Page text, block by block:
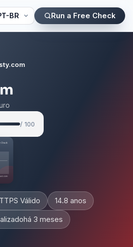
Run a Free Check
/ 100
Válido 14.8 anos
há 3 meses